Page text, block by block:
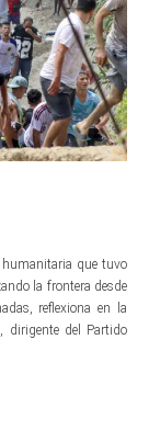
humanitaria que tuvo
la frontera desde
reflexiona en la
dirigente del Partido